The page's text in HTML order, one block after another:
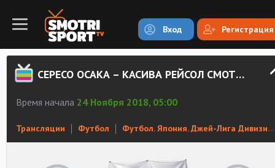
Вход Регистрация
СЕРЕСО ОСАКА – КАСИВА РЕЙСОЛ СМОТРЕТЬ ОНЛАЙН
Время начала 24 Ноября 2018, 05:00
Трансляции Футбол Футбол. Япония. Джей-Лига Дивизион 1